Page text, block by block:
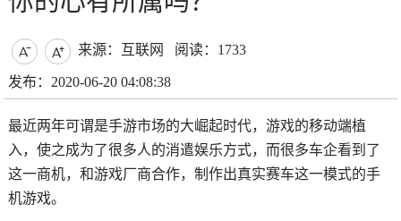
  来源：互联网 阅读：1733
发布：2020-06-20 04:08:38
最近两年可谓是手游市场的大崛起时代，游戏的移动端植
入，使之成为了很多人的消遣娱乐方式，而很多车企看到了
这一商机，和游戏厂商合作，制作出真实赛车这一模式的手
机游戏。